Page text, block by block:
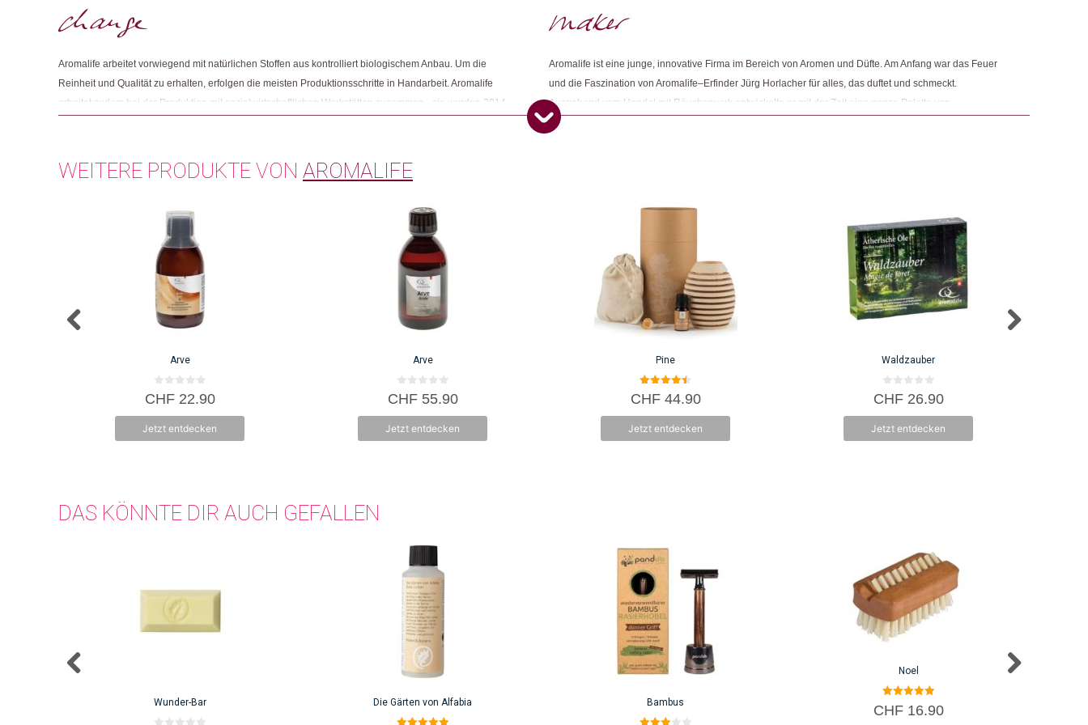
Dieses Produkt weiterempfehlen:
Aromalife arbeitet vorwiegend mit natürlichen Stoffen aus kontrolliert biologischem Anbau. Um die
Reinheit und Qualität zu erhalten, erfolgen die meisten Produktionsschritte in Handarbeit. Aromalife
arbeitet zudem bei der Produktion mit sozialwirtschaftlichen Werkstätten zusammen - sie wurden 2014
Aromalife ist eine junge, innovative Firma im Bereich von Aromen und Düfte. Am Anfang war das Feuer
und die Faszination von Aromalife–Erfinder Jürg Horlacher für alles, das duftet und schmeckt.
Ausgehend vom Handel mit Räucherwerk entwickelte er mit der Zeit eine ganze Palette von
aromatischen Produkten. Aromalife ist stolz auf ihre natürlichen Produkte, die Wohlbefinden, Gesundheit
WEITERE PRODUKTE VON AROMALIFE
Arve
0
v
5
CHF22.90
Jetzt entdecken
Arve
0
v
5
CHF55.90
Jetzt entdecken
Pine
4.50
von 5
CHF44.90
Jetzt entdecken
Waldzauber
0
v
5
CHF26.90
Jetzt entdecken
DAS KÖNNTE DIR AUCH GEFALLEN
Wunder-Bar Die Gärten von Alfabia Bambus
Noel
5.00
von 5
CHF16.90